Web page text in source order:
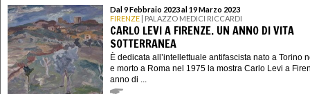
Dal 9 Febbraio 2023 al 19 Marzo 2023
FIRENZE | PALAZZO MEDICI RICCARDI
CARLO LEVI A FIRENZE. UN ANNO DI VITA
SOTTERRANEA
È dedicata all’intellettuale antifascista nato a Torino
e morto a Roma nel 1975 la mostra Carlo Levi a
anno di ...